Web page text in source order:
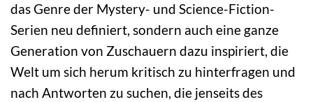
das Genre der Mystery- und Science-Fiction-
Serien neu definiert, sondern auch eine ganze
Generation von Zuschauern dazu inspiriert, die
Welt um sich herum kritisch zu hinterfragen und
nach Antworten zu suchen, die jenseits des